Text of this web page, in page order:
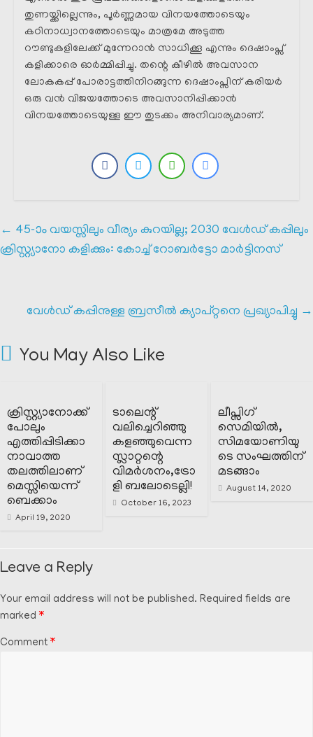
തുണയ്ക്കില്ലെന്നും, പൂർണ്ണമായ വിനയത്തോടെയും
കഠിനാധ്വാനത്തോടെയും മാത്രമേ അടുത്ത
റൗണ്ടുകളിലേക്ക് മുന്നേറാൻ സാധിക്കൂ എന്നും ദെഷാംപ്സ്
കളിക്കാരെ ഓർമ്മിപ്പിച്ചു. തന്റെ കീഴിൽ അവസാന
ലോകകപ്പ് പോരാട്ടത്തിനിറങ്ങുന്ന ദെഷാംപ്സിന് കരിയർ
ഒരു വൻ വിജയത്തോടെ അവസാനിപ്പിക്കാൻ
വിനയത്തോടെയുള്ള ഈ തുടക്കം അനിവാര്യമാണ്.
← 45-ാം വയസ്സിലും വീര്യം കുറയില്ല; 2030 വേൾഡ് കപ്പിലും
ക്രിസ്റ്റ്യാനോ കളിക്കും: കോച്ച് റോബർട്ടോ മാർട്ടിനസ്
വേൾഡ് കപ്പിനുള്ള ബ്രസീൽ ക്യാപ്റ്റനെ പ്രഖ്യാപിച്ചു →
You May Also Like
ക്രിസ്റ്റ്യാനോക്ക്
പോലും
എത്തിപ്പിടിക്കാ
നാവാത്ത
തലത്തിലാണ്
മെസ്സിയെന്ന്
ബെക്കാം
April 19, 2020
ടാലെന്റ്
വലിച്ചെറിഞ്ഞു
കളഞ്ഞുവെന്ന
സ്ലാറ്റന്റെ
വിമർശനം,ട്രോ
ളി ബലോടെല്ലി!
October 16, 2023
ലീപ്സിഗ്
സെമിയിൽ,
സിമയോണിയു
ടെ സംഘത്തിന്
മടങ്ങാം
August 14, 2020
Leave a Reply
Your email address will not be published. Required fields are
marked *
Comment *